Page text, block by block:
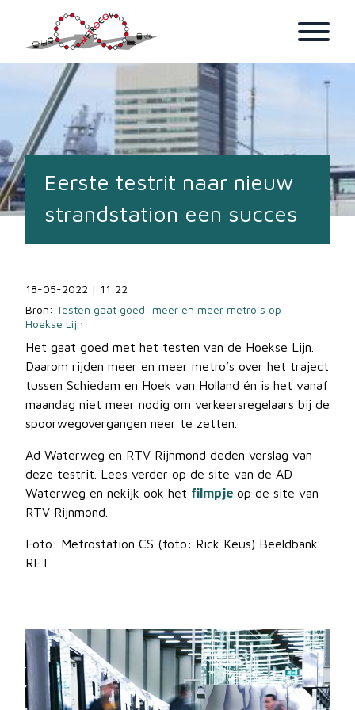
Home
Nieuws
Adviezen
Over Ons
Leden
Video
Vergaderstukken
Eerste testrit naar nieuw
strandstation een succes
18-05-2022 | 11:22
Bron: Testen gaat goed: meer en meer metro’s op
Hoekse Lijn
Het gaat goed met het testen van de Hoekse Lijn.
Daarom rijden meer en meer metro’s over het traject
tussen Schiedam en Hoek van Holland én is het vanaf
maandag niet meer nodig om verkeersregelaars bij de
spoorwegovergangen neer te zetten.
Ad Waterweg en RTV Rijnmond deden verslag van
deze testrit. Lees verder op de site van de AD
Waterweg en nekijk ook het filmpje op de site van
RTV Rijnmond.
Foto: Metrostation CS (foto: Rick Keus) Beeldbank
RET